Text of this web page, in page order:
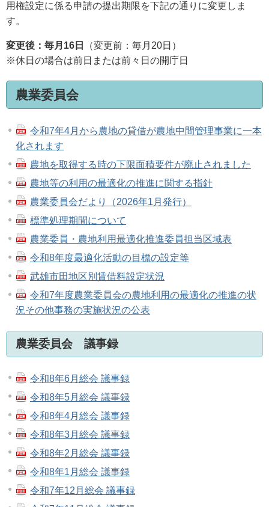
用権設定に係る申請の提出期限を下記の通りに変更しま
す。
変更後：毎月16日
（変更前：毎月20日）
※休日の場合は前日または前々日の開庁日
農業委員会
令和7年4月から農地の貸借が農地中間管理事業に一本
化されます
農地を取得する時の下限面積要件が廃止されました
農地等の利用の最適化の推進に関する指針
農業委員会だより（2026年1月発行）
標準処理期間について
農業委員・農地利用最適化推進委員担当区域表
令和8年度最適化活動の目標の設定等
武雄市田地区別賃借料設定状況
令和7年度農業委員会の農地利用の最適化の推進の状
況その他事務の実施状況の公表
農業委員会 議事録
令和8年6月総会 議事録
令和8年5月総会 議事録
令和8年4月総会 議事録
令和8年3月総会 議事録
令和8年2月総会 議事録
令和8年1月総会 議事録
令和7年12月総会 議事録